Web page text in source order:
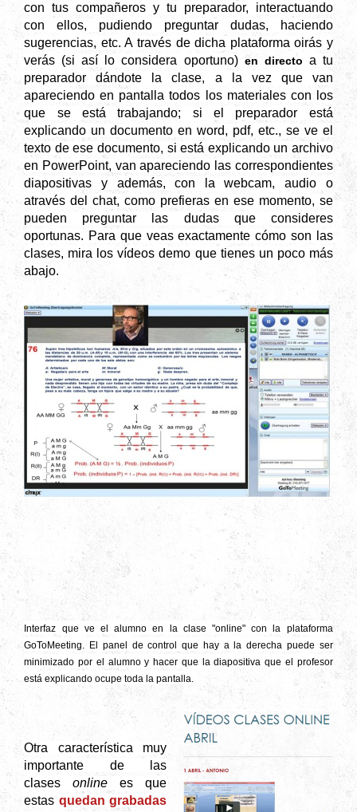
con tus compañeros y tu preparador, interactuando
con ellos, pudiendo preguntar dudas, haciendo
sugerencias, etc. A través de dicha plataforma oirás y
verás (si así lo considera oportuno) en directo a tu
preparador dándote la clase, a la vez que van
apareciendo en pantalla todos los materiales con los
que se está trabajando; si el preparador está
explicando un documento en word, pdf, etc., se ve el
texto de ese documento, si está explicando un archivo
en PowerPoint, van apareciendo las correspondientes
diapositivas y además, con la webcam, audio o
através del chat, como prefieras en ese momento, se
pueden preguntar las dudas que consideres
oportunas. Para que veas exactamente cómo son las
clases, mira los vídeos demo que tienes un poco más
abajo.
Interfaz que ve el alumno en la clase "online" con la plataforma
GoToMeeting. El panel de control que hay a la derecha puede ser
minimizado por el alumno y hacer que la diapositiva que el profesor
está explicando ocupe toda la pantalla.
Otra característica muy
importante de las
clasesonline es que
estas quedan grabadas